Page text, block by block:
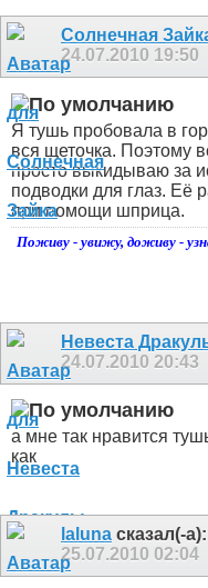
Солнечная
24.07.2010 19:50
Я тушь пробовала в
вся щеточка. Поэтому
просто выкидываю за
подводки для глаз. Её
при помощи шприца.
Поживу - увижу, доживу -
Невеста
24.07.2010 20:43
а мне так нравится
как
laluna сказал(-а):
25.07.2010 02:04